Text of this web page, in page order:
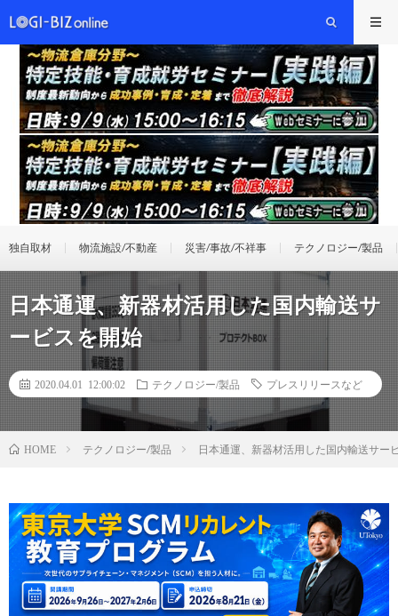
独自取材 物流施設/不動産 災害/事故/不祥事 テクノロジー/製品
日本通運、新器材活用した国内輸送サ
ービスを開始
2020.04.01 12:00:02 テクノロジー/製品 プレスリリースなど
HOME テクノロジー/製品 日本通運、新器材活用した国内輸送サー